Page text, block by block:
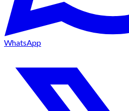
WhatsApp